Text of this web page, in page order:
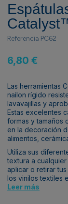
Referencia PC62
6,80 €
Las herramientas
nailon rígido
lavavajillas y
Estas excelentes
formas y tamaños
en la decoración
alimentos,
Utiliza sus
textura a
aplicar o retirar
los vinilos textiles
Leer más